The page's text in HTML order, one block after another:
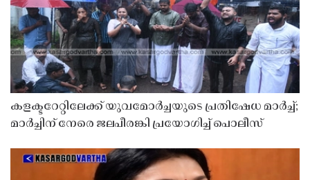
കളക്ടറേറ്റിലേക്ക് യുവമോർച്ചയുടെ പ്രതിഷേധ മാർച്ച്;
മാർച്ചിന് നേരെ ജലപീരങ്കി പ്രയോഗിച്ച് പൊലീസ്